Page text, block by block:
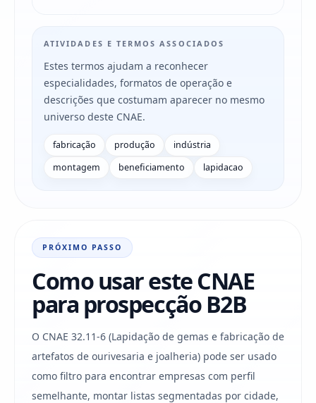
ATIVIDADES E TERMOS ASSOCIADOS
Estes termos ajudam a reconhecer
especialidades, formatos de operação e
descrições que costumam aparecer no mesmo
universo deste CNAE.
fabricação produção
indústria
montagem
beneficiamento lapidacao
PRÓXIMO PASSO
Como usar este CNAE
para prospecção B2B
O CNAE 32.11-6 (Lapidação de gemas e fabricação de
artefatos de ourivesaria e joalheria) pode ser usado
como filtro para encontrar empresas com perfil
semelhante, montar listas segmentadas por cidade,